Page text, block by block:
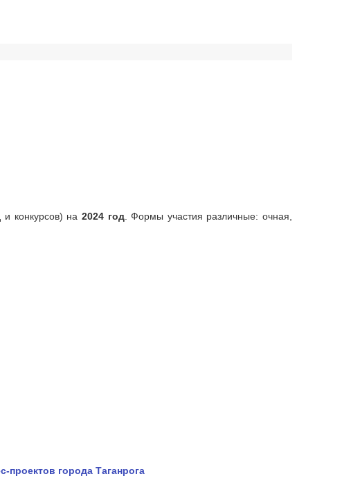
конкурсов) на 2024 год. Формы участия различные: очная,
города Таганрога